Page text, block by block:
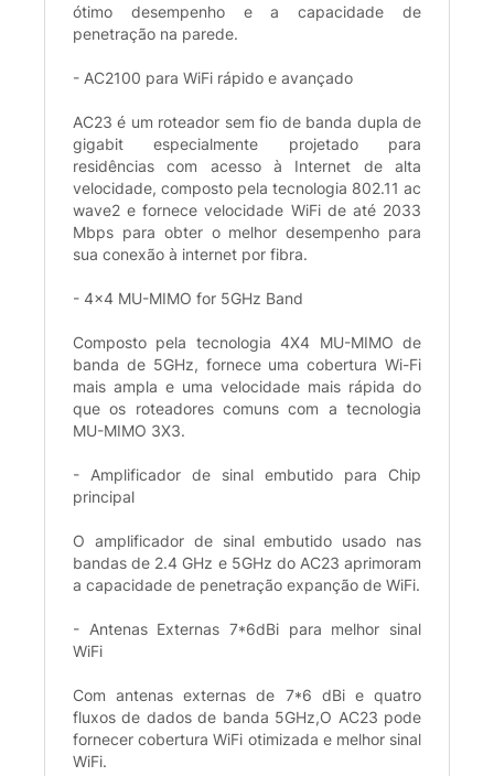
ótimo desempenho e a capacidade de
penetração na parede.
- AC2100 para WiFi rápido e avançado
AC23 é um roteador sem fio de banda dupla de
gigabit especialmente projetado para
residências com acesso à Internet de alta
velocidade, composto pela tecnologia 802.11 ac
wave2 e fornece velocidade WiFi de até 2033
Mbps para obter o melhor desempenho para
sua conexão à internet por fibra.
- 4x4 MU-MIMO for 5GHz Band
Composto pela tecnologia 4X4 MU-MIMO de
banda de 5GHz, fornece uma cobertura Wi-Fi
mais ampla e uma velocidade mais rápida do
que os roteadores comuns com a tecnologia
MU-MIMO 3X3.
- Amplificador de sinal embutido para Chip
principal
O amplificador de sinal embutido usado nas
bandas de 2.4 GHz e 5GHz do AC23 aprimoram
a capacidade de penetração expanção de WiFi.
- Antenas Externas 7*6dBi para melhor sinal
WiFi
Com antenas externas de 7*6 dBi e quatro
fluxos de dados de banda 5GHz,O AC23 pode
fornecer cobertura WiFi otimizada e melhor sinal
WiFi.